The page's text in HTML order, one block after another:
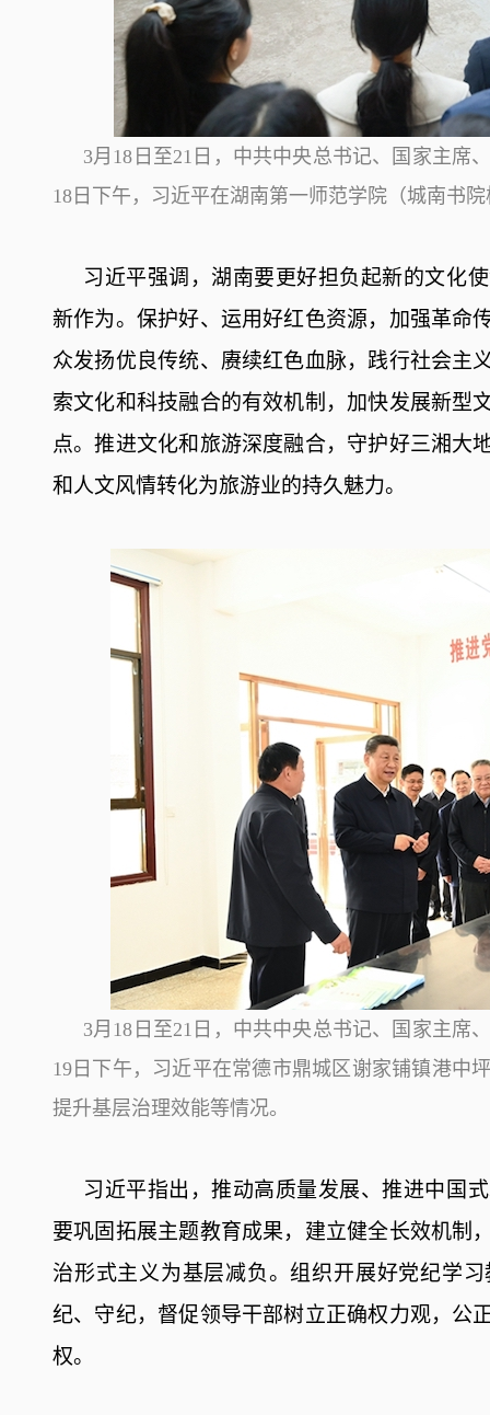
3月18日至21日，中共中央总书记、国家主席
18日下午，习近平在湖南第一师范学院（城南书
习近平强调，湖南要更好担负起新的文化
新作为。保护好、运用好红色资源，加强革命
众发扬优良传统、赓续红色血脉，践行社会主
索文化和科技融合的有效机制，加快发展新型
点。推进文化和旅游深度融合，守护好三湘大
和人文风情转化为旅游业的持久魅力。
3月18日至21日，中共中央总书记、国家主席
19日下午，习近平在常德市鼎城区谢家铺镇港中
提升基层治理效能等情况。
习近平指出，推动高质量发展、推进中国
要巩固拓展主题教育成果，建立健全长效机制
治形式主义为基层减负。组织开展好党纪学
纪、守纪，督促领导干部树立正确权力观，公
权。